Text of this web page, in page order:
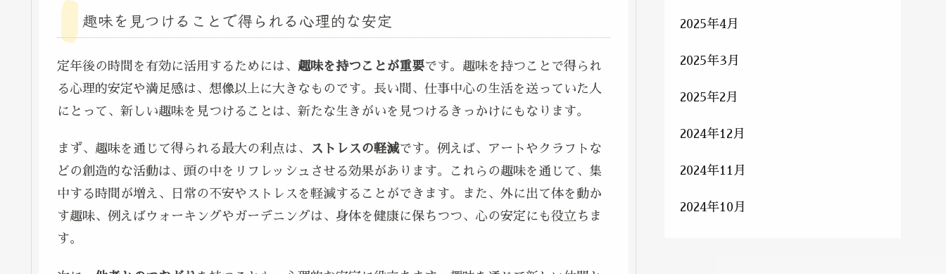
趣味を見つけることで得られる心理的な安定
定年後の時間を有効に活用するためには、 趣味を持つことが重要です。趣味を持つことで得られ
る心理的安定や満足感は、想像以上に大きなものです。長い間、仕事中心の生活を送っていた人
にとって、新しい趣味を見つけることは、新たな生きがいを見つけるきっかけにもなります。
まず、趣味を通じて得られる最大の利点は、 ストレスの軽減です。例えば、アートやクラフトな
どの創造的な活動は、頭の中をリフレッシュさせる効果があります。これらの趣味を通じて、集
中する時間が増え、日常の不安やストレスを軽減することができます。また、外に出て体を動か
す趣味、例えばウォーキングやガーデニングは、身体を健康に保ちつつ、心の安定にも役立ちま
す。
2025年4月
2025年3月
2025年2月
2024年12月
2024年11月
2024年10月